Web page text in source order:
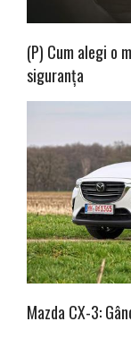
(P) Cum alegi o
siguranța
Mazda CX-3: